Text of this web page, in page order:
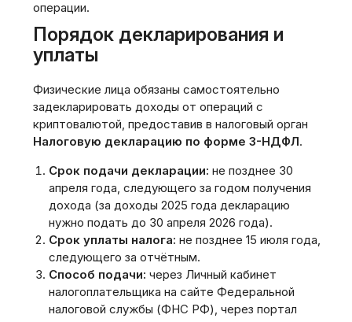
операции.
Порядок декларирования и
уплаты
Физические лица обязаны самостоятельно
задекларировать доходы от операций с
криптовалютой‚ предоставив в налоговый орган
Налоговую декларацию по форме 3-НДФЛ.
Срок подачи декларации: не позднее 30
апреля года‚ следующего за годом получения
дохода (за доходы 2025 года декларацию
нужно подать до 30 апреля 2026 года).
Срок уплаты налога: не позднее 15 июля года‚
следующего за отчётным.
Способ подачи: через Личный кабинет
налогоплательщика на сайте Федеральной
налоговой службы (ФНС РФ)‚ через портал